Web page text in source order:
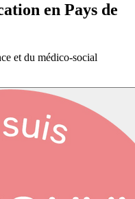
en Pays de
et du médico-social